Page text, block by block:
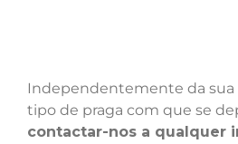
Independentemente da sua
tipo de praga com que se
contactar-nos a qualquer